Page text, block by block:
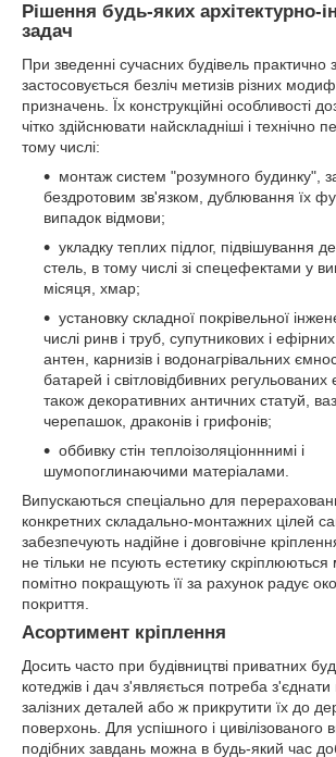
Рішення будь-яких архітектурно-
задач
При зведенні сучасних будівель практично
застосовується безліч метизів різних
призначень. Їх конструкційні особливості
чітко здійснювати найскладніші і технічно
тому числі:
монтаж систем "розумного будинку",
бездротовим зв'язком, дублювання їх
випадок відмови;
укладку теплих підлог, підвішування
стель, в тому числі зі спецефектами у
місяця, хмар;
установку складної покрівельної
числі ринв і труб, супутникових і ефірних
антен, карнизів і водонагрівальних
батарей і світловідбивних регульованих
також декоративних античних статуй,
черепашок, драконів і грифонів;
оббивку стін теплоізоляціонннимі і
шумопоглинаючими матеріалами.
Випускаються спеціально для
конкретних складально-монтажних цілей
забезпечують надійне і довговічне
не тільки не псують естетику скріплюються
помітно покращують її за рахунок радує
покриття.
Асортимент кріплення
Досить часто при будівництві приватних
котеджів і дач з'являється потреба з'єднати
залізних деталей або ж прикрутити їх до
поверхонь. Для успішного і цивілізованого
подібних завдань можна в будь-який час